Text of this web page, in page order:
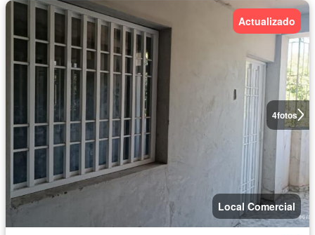
4fotos
Actualizado
Local Comercial